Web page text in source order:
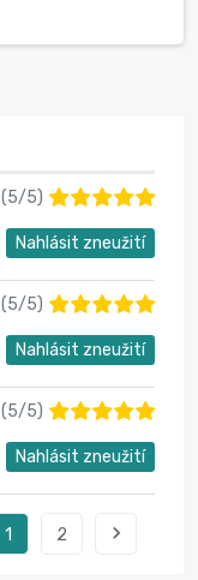
(5/5)
Nahlásit zneužití
(5/5)
Nahlásit zneužití
(5/5)
Nahlásit zneužití
1 2 